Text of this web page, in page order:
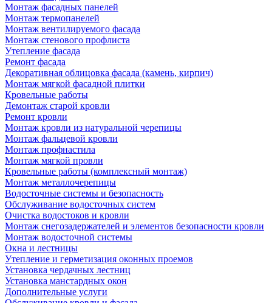
Монтаж фасадных панелей
Монтаж термопанелей
Монтаж вентилируемого фасада
Монтаж стенового профлиста
Утепление фасада
Ремонт фасада
Декоративная облицовка фасада (камень, кирпич)
Монтаж мягкой фасадной плитки
Кровельные работы
Демонтаж старой кровли
Ремонт кровли
Монтаж кровли из натуральной черепицы
Монтаж фальцевой кровли
Монтаж профнастила
Монтаж мягкой провли
Кровельные работы (комплексный монтаж)
Монтаж металлочерепицы
Водосточные системы и безопасность
Обслуживание водосточных систем
Очистка водостоков и кровли
Монтаж снегозадержателей и элементов безопасности кровли
Монтаж водосточной системы
Окна и лестницы
Утепление и герметизация оконных проемов
Установка чердачных лестниц
Установка манстардных окон
Дополнительные услуги